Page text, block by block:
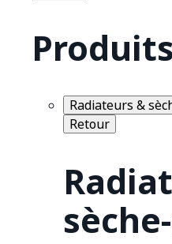
Produits
Radiateurs &
Retour